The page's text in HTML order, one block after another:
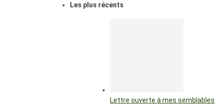
Les plus récents
Lettre ouverte à mes semblables